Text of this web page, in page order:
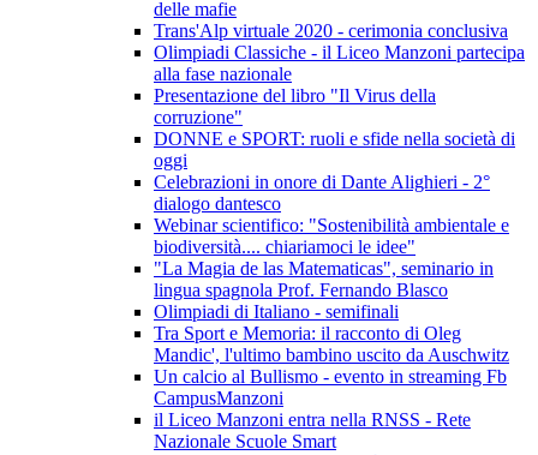
delle mafie
Trans'Alp virtuale 2020 - cerimonia conclusiva
Olimpiadi Classiche - il Liceo Manzoni partecipa
alla fase nazionale
Presentazione del libro "Il Virus della
corruzione"
DONNE e SPORT: ruoli e sfide nella società di
oggi
Celebrazioni in onore di Dante Alighieri - 2°
dialogo dantesco
Webinar scientifico: "Sostenibilità ambientale e
biodiversità.... chiariamoci le idee"
"La Magia de las Matematicas", seminario in
lingua spagnola Prof. Fernando Blasco
Olimpiadi di Italiano - semifinali
Tra Sport e Memoria: il racconto di Oleg
Mandic', l'ultimo bambino uscito da Auschwitz
Un calcio al Bullismo - evento in streaming Fb
CampusManzoni
il Liceo Manzoni entra nella RNSS - Rete
Nazionale Scuole Smart